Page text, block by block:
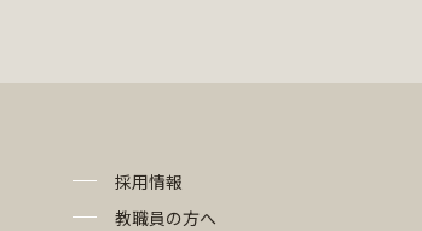
採用情報
教職員の方へ